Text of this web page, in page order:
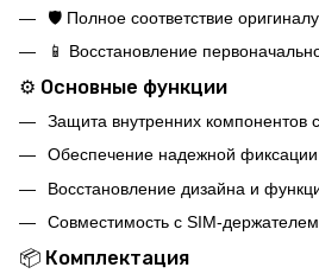
🛡️ Полное соответствие оригиналу
📱 Восстановление
⚙️ Основные функции
Защита внутренних компонентов
Обеспечение надежной фиксации
Восстановление дизайна и
Совместимость с SIM-держателем
📦 Комплектация